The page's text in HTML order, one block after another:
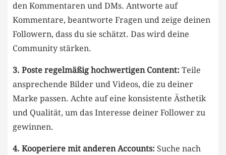
den Kommentaren und DMs. Antworte auf
Kommentare, beantworte Fragen und zeige deinen
⁤Followern, dass du⁣ sie schätzt. Das wird deine⁢
Community stärken.
3. Poste ⁣regelmäßig hochwertigen Content: Teile
ansprechende Bilder ⁣und Videos, die zu⁢ deiner
Marke passen. Achte auf eine konsistente Ästhetik
und Qualität, um ⁣das Interesse deiner Follower zu
gewinnen.
4. Kooperiere ⁢mit anderen Accounts: ‌Suche ⁤nach